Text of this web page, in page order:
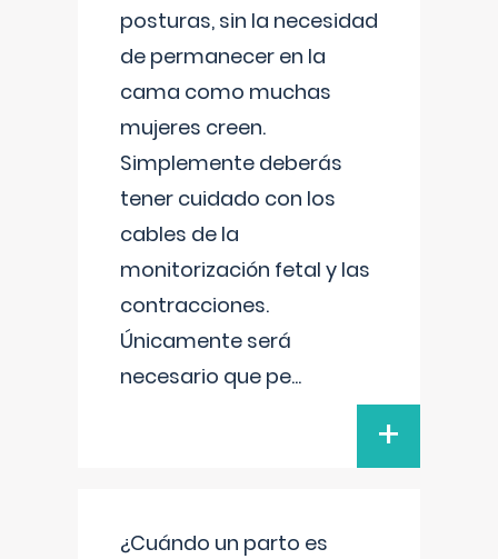
posturas, sin la necesidad
de permanecer en la
cama como muchas
mujeres creen.
Simplemente deberás
tener cuidado con los
cables de la
monitorización fetal y las
contracciones.
Únicamente será
necesario que pe...
+
¿Cuándo un parto es